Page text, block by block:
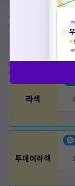
라섹
투데이라섹